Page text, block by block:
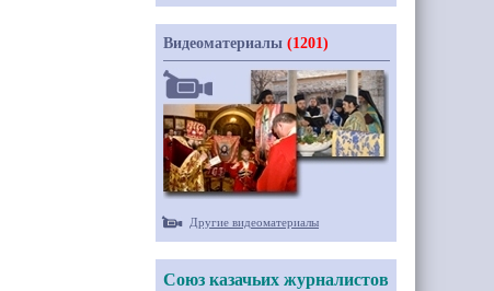
Видеоматериалы (1201)
Другие видеоматериалы
Союз казачьих журналистов